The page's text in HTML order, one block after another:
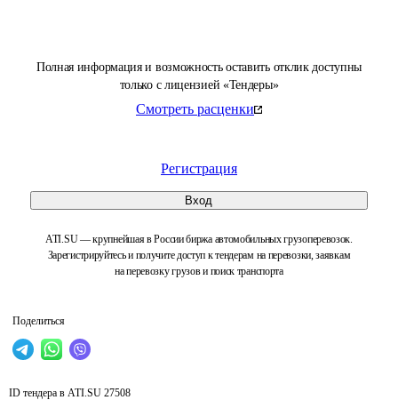
Полная информация и возможность оставить отклик доступны
только с лицензией «Тендеры»
Смотреть расценки
Регистрация
Вход
ATI.SU — крупнейшая в России биржа автомобильных грузоперевозок.
Зарегистрируйтесь и получите доступ к тендерам на перевозки, заявкам
на перевозку грузов и поиск транспорта
Поделиться
ID тендера в ATI.SU 27508